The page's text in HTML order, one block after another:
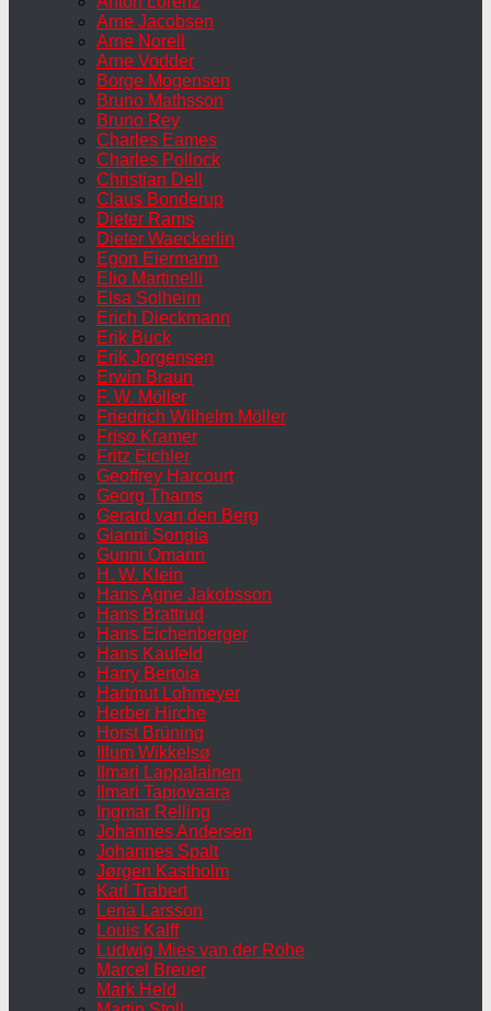
Arne Jacobsen
Arne Norell
Arne Vodder
Borge Mogensen
Bruno Mathsson
Bruno Rey
Charles Eames
Charles Pollock
Christian Dell
Claus Bonderup
Dieter Rams
Dieter Waeckerlin
Egon Eiermann
Elio Martinelli
Elsa Solheim
Erich Dieckmann
Erik Buck
Erik Jorgensen
Erwin Braun
F. W. Möller
Friedrich Wilhelm Möller
Friso Kramer
Fritz Eichler
Geoffrey Harcourt
Georg Thams
Gerard van den Berg
Gianni Songia
Gunni Omann
H. W. Klein
Hans Agne Jakobsson
Hans Brattrud
Hans Eichenberger
Hans Kaufeld
Harry Bertoia
Hartmut Lohmeyer
Herber Hirche
Horst Brüning
Illum Wikkelsø
Ilmari Lappalainen
Ilmari Tapiovaara
Ingmar Relling
Johannes Andersen
Johannes Spalt
Jørgen Kastholm
Karl Trabert
Lena Larsson
Louis Kalff
Ludwig Mies van der Rohe
Marcel Breuer
Mark Held